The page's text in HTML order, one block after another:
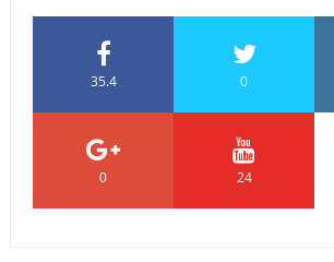
35.4 0
0 24